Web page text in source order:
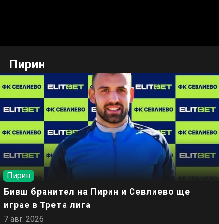
Пирин
Пирин
Бивш бранител на Пирин и Севлиево ще
играе в Трета лига
7 авг. 2026